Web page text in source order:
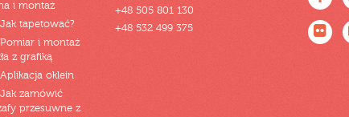
i montaż
tapetować?
i montaż
z grafiką
oklein
zamówić
przesuwne z
+48 505 801 130
+48 532 499 375